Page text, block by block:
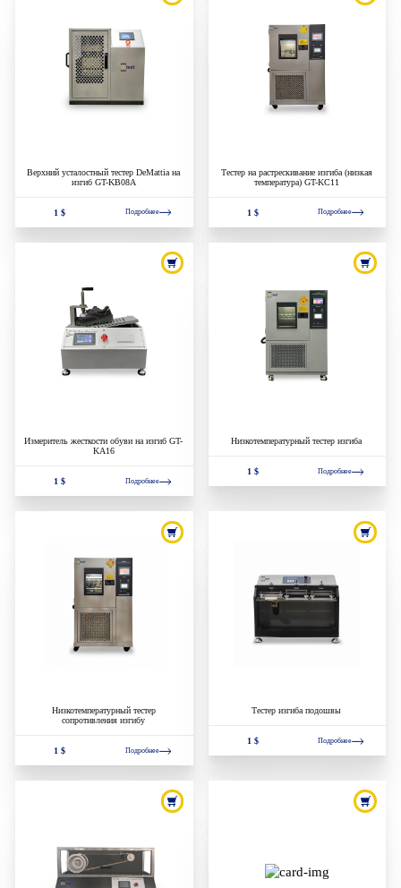
Верхний усталостный тестер DeMattia на
изгиб GT-KB08A
1 $ Подробнее
Тестер на растрескивание изгиба (низкая
температура) GT-KC11
1 $ Подробнее
Измеритель жесткости обуви на изгиб GT-
KA16
1 $ Подробнее
Низкотемпературный тестер изгиба
1 $ Подробнее
Низкотемпературный тестер
сопротивления изгибу
1 $ Подробнее
Тестер изгиба подошвы
1 $ Подробнее